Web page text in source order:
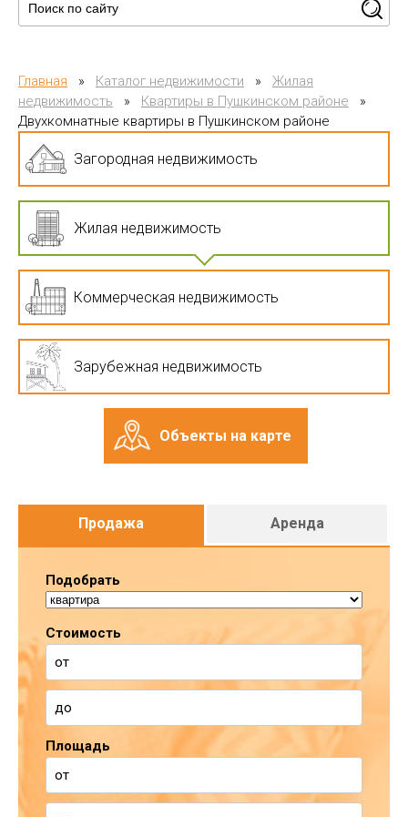
Главная » Каталог недвижимости »
Жилая
недвижимость
» Квартиры в Пушкинском районе
»
Двухкомнатные квартиры в Пушкинском районе
Загородная недвижимость
Жилая недвижимость
Коммерческая недвижимость
Зарубежная недвижимость
Объекты на карте
Продажа Аренда
Подобрать
Стоимость
Площадь